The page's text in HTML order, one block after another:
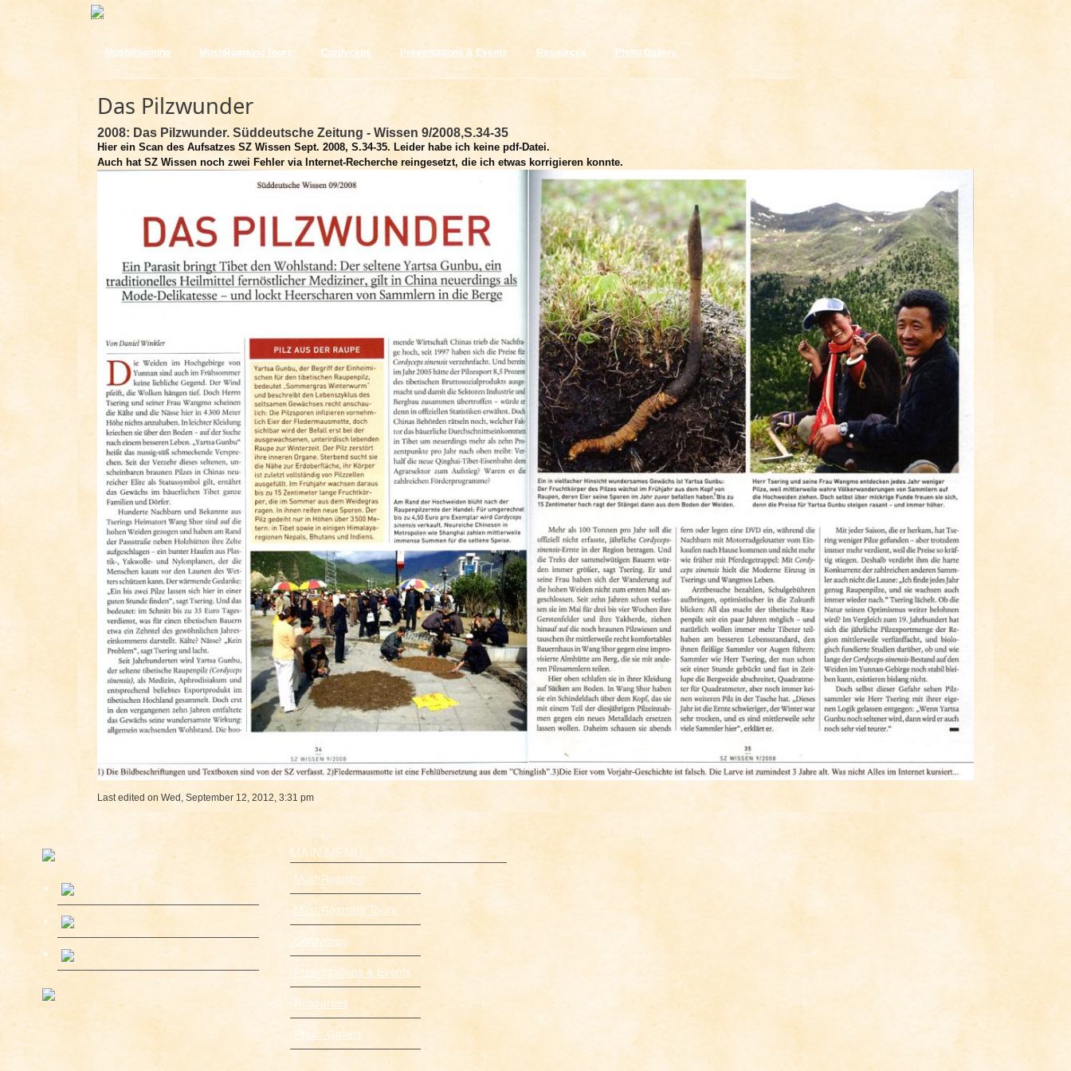
MushRoaming MushRoaming Tours Cordyceps Presentations & Events Resources Photo Gallery
Das Pilzwunder
2008: Das Pilzwunder. Süddeutsche Zeitung - Wissen 9/2008,S.34-35
Hier ein Scan des Aufsatzes SZ Wissen Sept. 2008, S.34-35. Leider habe ich keine pdf-Datei.
Auch hat SZ Wissen noch zwei Fehler via Internet-Recherche reingesetzt, die ich etwas korrigieren konnte.
Last edited on Wed, September 12, 2012, 3:31 pm
MAIN MENU
MushRoaming
MushRoaming Tours
Cordyceps
Presentations & Events
Resources
Photo Gallery